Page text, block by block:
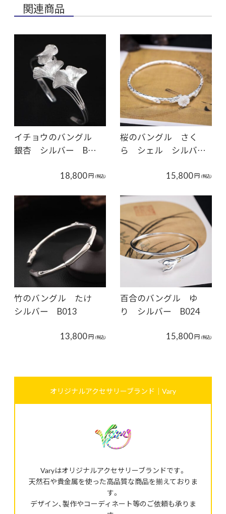
関連商品
イチョウのバングル
銀杏 シルバー B…
18,800円 (税込)
桜のバングル さく
ら シェル シルバ…
15,800円 (税込)
竹のバングル たけ
シルバー B013
13,800円 (税込)
百合のバングル ゆ
り シルバー B024
15,800円 (税込)
オリジナルアクセサリーブランド｜Vary
Varyはオリジナルアクセサリーブランドです。
天然石や貴金属を使った高品質な商品を揃えておりま
す。
デザイン、製作やコーディネート等のご依頼も承りま